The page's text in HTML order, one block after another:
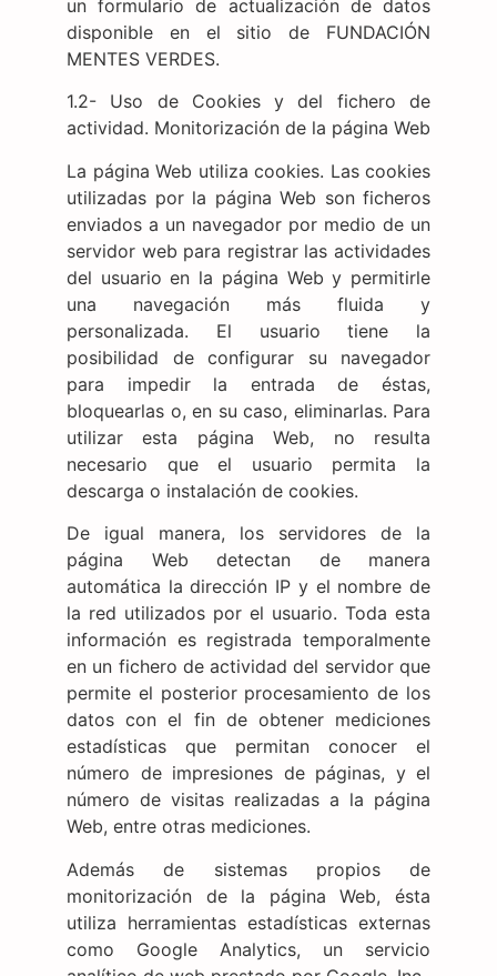
un formulario de actualización de datos
disponible en el sitio de FUNDACIÓN
MENTES VERDES.
1.2- Uso de Cookies y del fichero de
actividad. Monitorización de la página Web
La página Web utiliza cookies. Las cookies
utilizadas por la página Web son ficheros
enviados a un navegador por medio de un
servidor web para registrar las actividades
del usuario en la página Web y permitirle
una navegación más fluida y
personalizada. El usuario tiene la
posibilidad de configurar su navegador
para impedir la entrada de éstas,
bloquearlas o, en su caso, eliminarlas. Para
utilizar esta página Web, no resulta
necesario que el usuario permita la
descarga o instalación de cookies.
De igual manera, los servidores de la
página Web detectan de manera
automática la dirección IP y el nombre de
la red utilizados por el usuario. Toda esta
información es registrada temporalmente
en un fichero de actividad del servidor que
permite el posterior procesamiento de los
datos con el fin de obtener mediciones
estadísticas que permitan conocer el
número de impresiones de páginas, y el
número de visitas realizadas a la página
Web, entre otras mediciones.
Además de sistemas propios de
monitorización de la página Web, ésta
utiliza herramientas estadísticas externas
como Google Analytics, un servicio